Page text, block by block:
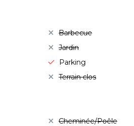
Barbecue
Jardin
Parking
Terrain clos
Cheminée/Poêle